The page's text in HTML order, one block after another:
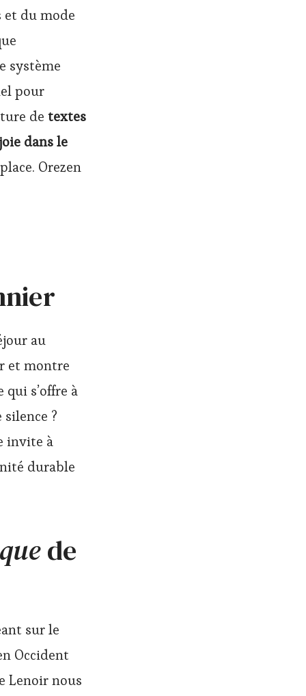
et du mode
système
pour
de textes
dans le
Orezen
au
et montre
s’offre à
?
invite à
durable
de
sur le
Occident
Lenoir nous